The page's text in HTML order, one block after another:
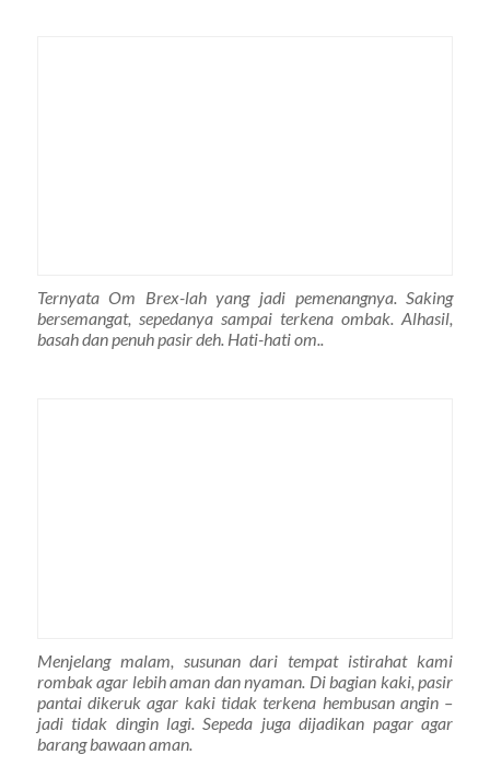
Ternyata Om Brex-lah yang jadi pemenangnya. Saking
bersemangat, sepedanya sampai terkena ombak. Alhasil,
basah dan penuh pasir deh. Hati-hati om..
Menjelang malam, susunan dari tempat istirahat kami
rombak agar lebih aman dan nyaman. Di bagian kaki, pasir
pantai dikeruk agar kaki tidak terkena hembusan angin –
jadi tidak dingin lagi. Sepeda juga dijadikan pagar agar
barang bawaan aman.